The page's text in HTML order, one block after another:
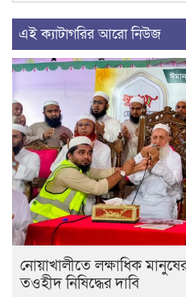
এই ক্যাটাগরির আরো নিউজ
নোয়াখালীতে লক্ষাধিক
তওহীদ নিষিদ্ধের দাবি